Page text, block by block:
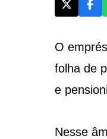
O
folha de
e
Nesse